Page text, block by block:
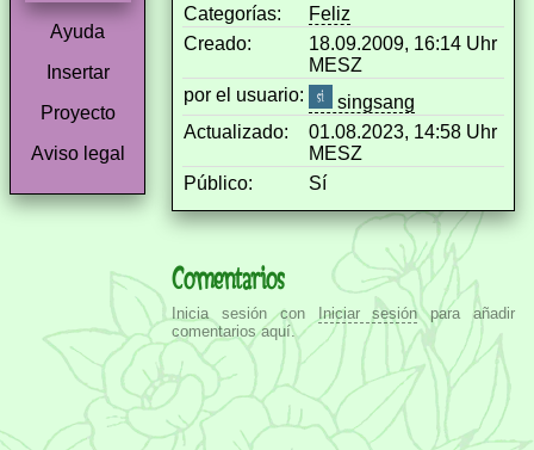
Ayuda
Insertar
Proyecto
Aviso legal
Categorías:
Feliz
Creado:
18.09.2009, 16:14 Uhr
MESZ
por el usuario:
singsang
Actualizado:
01.08.2023, 14:58 Uhr
MESZ
Público:
Sí
Comentarios
Inicia sesión con Iniciar sesiónpara añadir
comentarios aquí.